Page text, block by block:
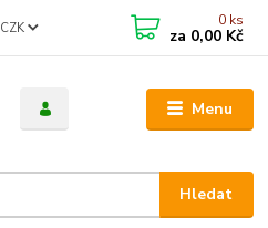
Menu
CZK
Hledat
0 ks
za 0,00 Kč